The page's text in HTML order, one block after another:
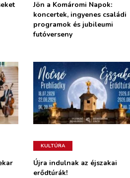
Jön a Komáromi Napok:
koncertek, ingyenes családi
programok és jubileumi
futóverseny
KULTÚRA
Újra indulnak az éjszakai
erődtúrák!